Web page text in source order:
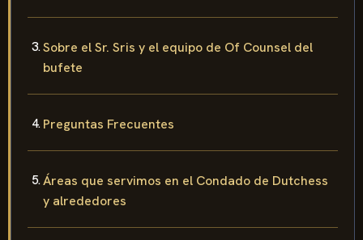
Sobre el Sr. Sris y el equipo de Of Counsel del
bufete
Preguntas Frecuentes
Áreas que servimos en el Condado de Dutchess
y alrededores